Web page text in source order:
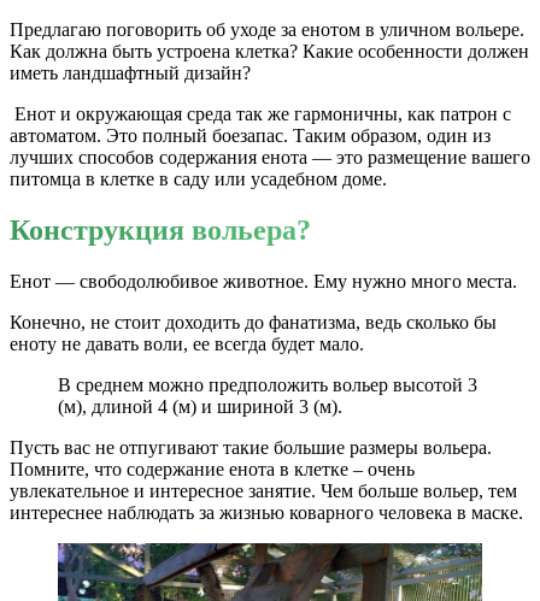
Предлагаю поговорить об уходе за енотом в уличном вольере.
Как должна быть устроена клетка? Какие особенности должен
иметь ландшафтный дизайн?
Енот и окружающая среда так же гармоничны, как патрон с
автоматом. Это полный боезапас. Таким образом, один из
лучших способов содержания енота — это размещение вашего
питомца в клетке в саду или усадебном доме.
Конструкция вольера?
Енот — свободолюбивое животное. Ему нужно много места.
Конечно, не стоит доходить до фанатизма, ведь сколько бы
еноту не давать воли, ее всегда будет мало.
В среднем можно предположить вольер высотой 3
(м), длиной 4 (м) и шириной 3 (м).
Пусть вас не отпугивают такие большие размеры вольера.
Помните, что содержание енота в клетке – очень
увлекательное и интересное занятие. Чем больше вольер, тем
интереснее наблюдать за жизнью коварного человека в маске.